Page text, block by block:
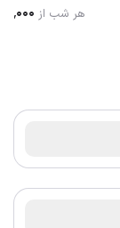
هر شب از